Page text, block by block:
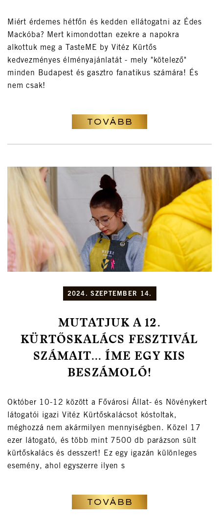
Miért érdemes hétfőn és kedden ellátogatni az Édes
Mackóba? Mert kimondottan ezekre a napokra
alkottuk meg a TasteME by Vitéz Kürtős
kedvezményes élményajánlatát - mely "kötelező"
minden Budapest és gasztro fanatikus számára! És
nem csak!
TOVÁBB
2024. SZEPTEMBER 14.
MUTATJUK A 12.
KÜRTŐSKALÁCS FESZTIVÁL
SZÁMAIT... ÍME EGY KIS
BESZÁMOLÓ!
Október 10-12 között a Fővárosi Állat- és Növénykert
látogatói igazi Vitéz Kürtőskalácsot kóstoltak,
méghozzá nem akármilyen mennyiségben. Közel 17
ezer látogató, és több mint 7500 db parázson sült
kürtőskalács és desszert! Ez egy igazán különleges
esemény, ahol egyszerre ilyen s
TOVÁBB